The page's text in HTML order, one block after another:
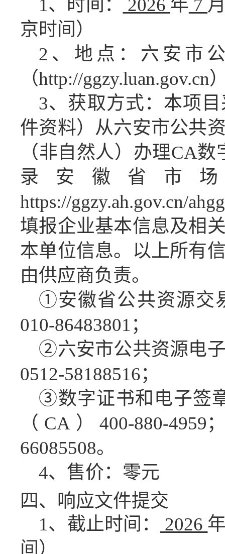
1、时间：
2026 年 7
京时间）
2、地点：六安市
（http://ggzy.luan.gov.cn
3、获取方式： 本项目
件资料）从六安市公共
（非自然人）办理CA数
录安徽省市
https://ggzy.ah.gov.cn/
填报企业基本信息及相
本单位信息。以上所有
由供应商负责。
①安徽省公共资源交
010-86483801；
②六安市公共资源电
0512-58188516；
③数字证书和电子签
（CA）400-880-
66085508。
4、售价：零元
四、响应文件提交
1、截止时间：
2026
间）